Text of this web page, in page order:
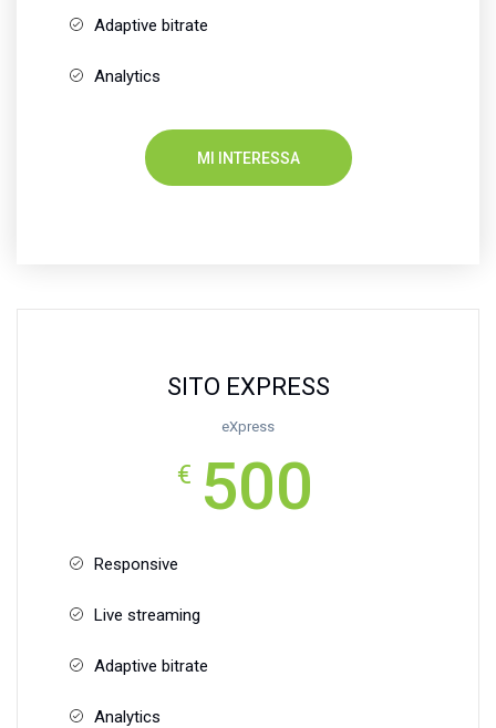
Adaptive bitrate
Analytics
MI INTERESSA
SITO EXPRESS
eXpress
€ 500
Responsive
Live streaming
Adaptive bitrate
Analytics